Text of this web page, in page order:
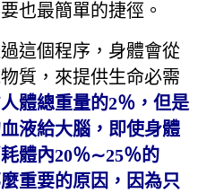
也最簡單的捷徑。
這個程序，身體會從
質，來提供生命必需
體總重量的2％，但是
液給大腦，即使身體
體內20％∼25％的
重要的原因，因為只